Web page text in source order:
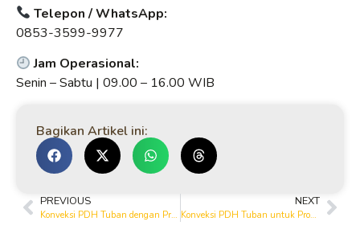
Telepon / WhatsApp:
0853-3599-9977
Jam Operasional:
Senin – Sabtu | 09.00 – 16.00 WIB
Bagikan Artikel ini:
PREVIOUS
Konveksi PDH Tuban dengan Proses Cepat dan Tepat Waktu
NEXT
Konveksi PDH Tuban untuk Produksi Seragam Skala Besar